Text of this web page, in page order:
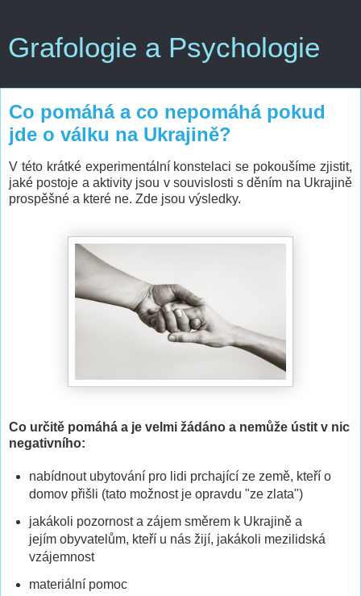
Grafologie a Psychologie
Co pomáhá a co nepomáhá pokud
jde o válku na Ukrajině?
V této krátké experimentální konstelaci se pokoušíme zjistit,
jaké postoje a aktivity jsou v souvislosti s děním na Ukrajině
prospěšné a které ne. Zde jsou výsledky.
Co určitě pomáhá a je velmi žádáno a nemůže ústit v nic
negativního:
nabídnout ubytování pro lidi prchající ze země, kteří o
domov přišli (tato možnost je opravdu "ze zlata")
jakákoli pozornost a zájem směrem k Ukrajině a
jejím obyvatelům, kteří u nás žijí, jakákoli mezilidská
vzájemnost
materiální pomoc